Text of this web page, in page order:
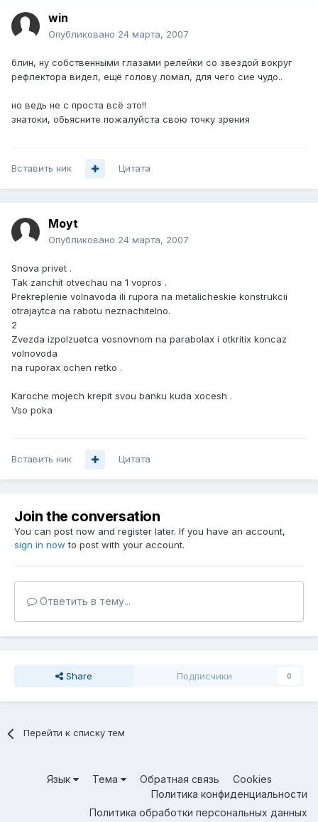
win
Опубликовано 24 марта, 2007
блин, ну собственными глазами релейки со звездой вокруг
рефлектора видел, ещё голову ломал, для чего сие чудо..
но ведь не с проста всё это!!
знатоки, обьясните пожалуйста свою точку зрения
Вставить ник Цитата
Moyt
Опубликовано 24 марта, 2007
Snova privet .
Tak zanchit otvechau na 1 vopros .
Prekreplenie volnavoda ili rupora na metalicheskie konstrukcii
otrajaytca na rabotu neznachitelno.
2
Zvezda izpolzuetca vosnovnom na parabolax i otkritix koncaz
volnovoda
na ruporax ochen retko .
Karoche mojech krepit svou banku kuda xocesh .
Vso poka
Вставить ник Цитата
Join the conversation
You can post now and register later. If you have an account,
sign in now to post with your account.
Ответить в тему...
Share Подписчики 0
Перейти к списку тем
Язык Тема Обратная связь
Cookies
Политика конфиденциальности
Политика обработки персональных данных